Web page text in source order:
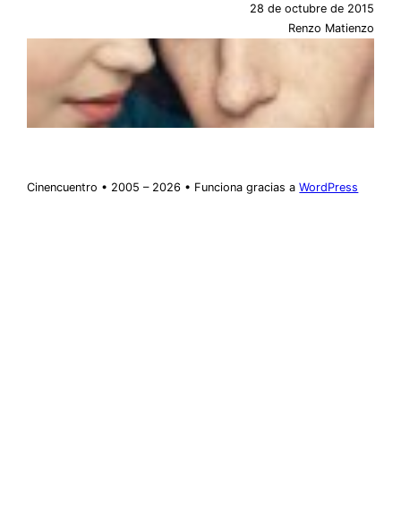
28 de octubre de 2015
Renzo Matienzo
Cinencuentro • 2005 – 2026 • Funciona gracias aWordPress